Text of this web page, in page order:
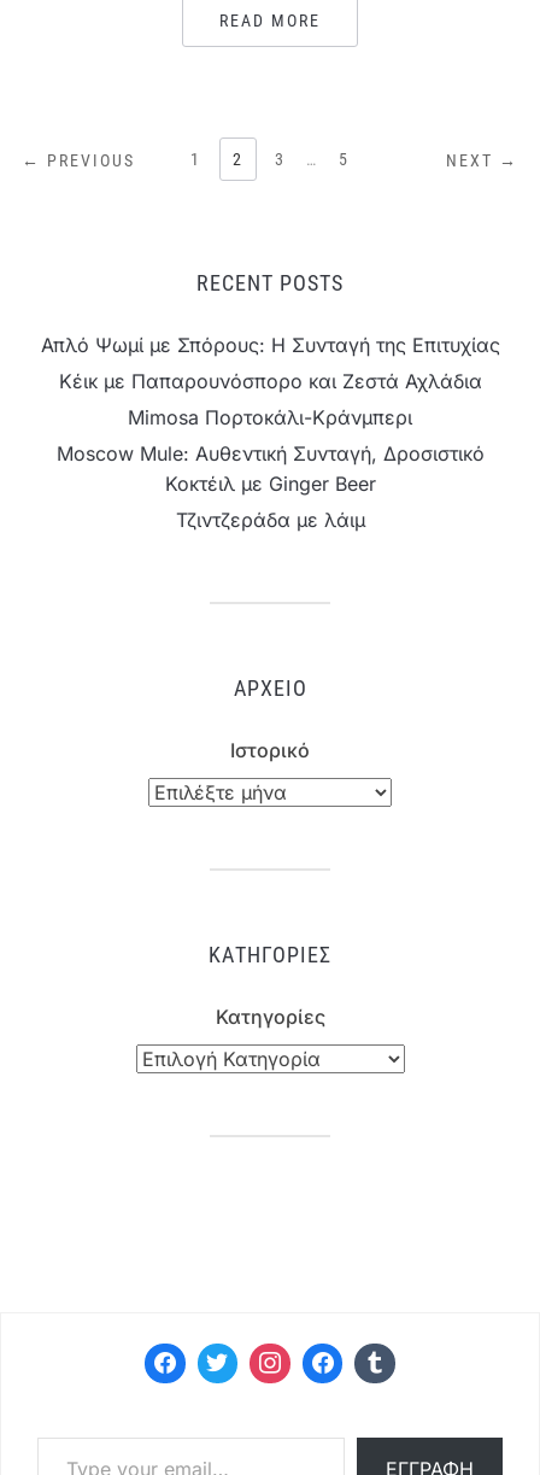
READ MORE
ΣΕΛΙΔΟΠΟΊΗΣΗ
← PREVIOUS 1 2 3 … 5 NEXT →
RECENT POSTS
Απλό Ψωμί με Σπόρους: Η Συνταγή της Επιτυχίας
Κέικ με Παπαρουνόσπορο και Ζεστά Αχλάδια
Mimosa Πορτοκάλι-Κράνμπερι
Moscow Mule: Αυθεντική Συνταγή, Δροσιστικό
Κοκτέιλ με Ginger Beer
Τζιντζεράδα με λάιμ
ΑΡΧΕΊΟ
Ιστορικό
ΚΑΤΗΓΟΡΊΕΣ
Κατηγορίες
Type your email…
ΕΓΓΡΑΦΉ